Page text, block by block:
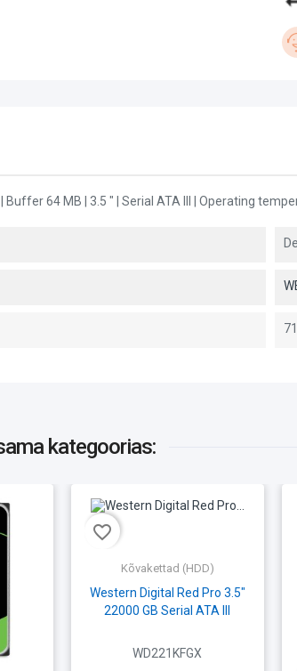
Buffer 64 MB | 3.5 " | Serial ATA III | Operating
kategoorias:
favorite_border
Kõvakettad (HDD)
Western Digital Red Pro 3.5"
22000 GB Serial ATA III
WD221KFGX